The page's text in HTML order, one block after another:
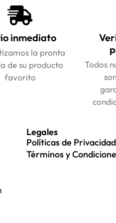
inmediato
la pronta
de su producto
favorito
Todos
Legales
Políticas de Privacidad
Términos y